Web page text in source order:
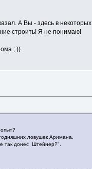
А Вы - здесь в некоторых
строить! Я не понимаю!
; ))
ловушек Аримана.
так донес Штейнер?".